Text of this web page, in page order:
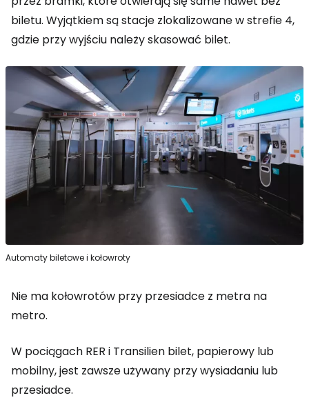
biletu. Wyjątkiem są stacje zlokalizowane w strefie 4,
gdzie przy wyjściu należy skasować bilet.
Automaty biletowe i kołowroty
Nie ma kołowrotów przy przesiadce z metra na
metro.
W pociągach RER i Transilien bilet, papierowy lub
mobilny, jest zawsze używany przy wysiadaniu lub
przesiadce.